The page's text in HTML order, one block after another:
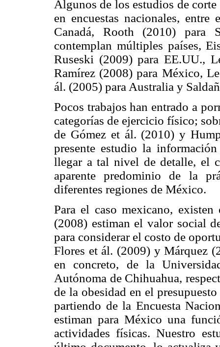
Algunos de los estudios de
en encuestas nacionales,
Canadá, Rooth (2010) para
contemplan múltiples países,
Ruseski (2009) para EE.UU.,
Ramírez (2008) para México,
ál. (2005) para Australia y
Pocos trabajos han entrado a
categorías de ejercicio físico;
de Gómez et ál. (2010) y
presente estudio la
llegar a tal nivel de detalle, el
aparente predominio de la
diferentes regiones de México.
Para el caso mexicano,
(2008) estiman el valor social
para considerar el costo de
Flores et ál. (2009) y Márquez
en concreto, de la
Autónoma de Chihuahua,
de la obesidad en el
partiendo de la Encuesta
estiman para México una
actividades físicas. Nuestro